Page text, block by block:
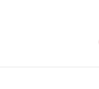
Call for